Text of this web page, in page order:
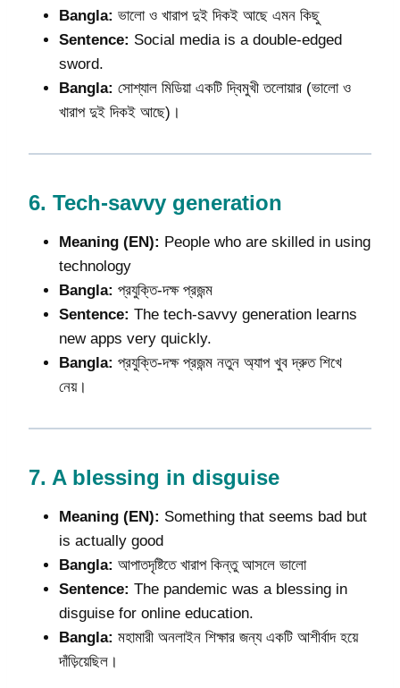
Bangla: ভালো ও খারাপ দুই দিকই আছে এমন কিছু
Sentence: Social media is a double-edged
sword.
Bangla: সোশ্যাল মিডিয়া একটি দ্বিমুখী তলোয়ার (ভালো ও
খারাপ দুই দিকই আছে)।
6. Tech-savvy generation
Meaning (EN): People who are skilled in using
technology
Bangla: প্রযুক্তি-দক্ষ প্রজন্ম
Sentence: The tech-savvy generation learns
new apps very quickly.
Bangla: প্রযুক্তি-দক্ষ প্রজন্ম নতুন অ্যাপ খুব দ্রুত শিখে
নেয়।
7. A blessing in disguise
Meaning (EN): Something that seems bad but
is actually good
Bangla: আপাতদৃষ্টিতে খারাপ কিন্তু আসলে ভালো
Sentence: The pandemic was a blessing in
disguise for online education.
Bangla: মহামারী অনলাইন শিক্ষার জন্য একটি আশীর্বাদ হয়ে
দাঁড়িয়েছিল।